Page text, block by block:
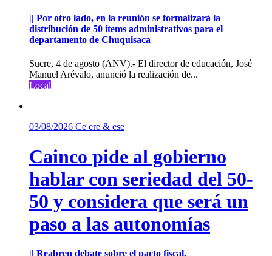
|| Por otro lado, en la reunión se formalizará la
distribución de 50 ítems administrativos para el
departamento de Chuquisaca
Sucre, 4 de agosto (ANV).- El director de educación, José
Manuel Arévalo, anunció la realización de...
Local
03/08/2026 Ce ere & ese
Cainco pide al gobierno
hablar con seriedad del 50-
50 y considera que será un
paso a las autonomías
|| Reabren debate sobre el pacto fiscal.